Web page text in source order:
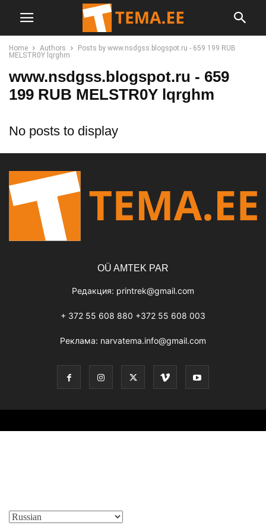
Home Authors
Posts by www.nsdgss.blogspot.ru - 659 199 RUB
MELSTR0Y lqrghm
www.nsdgss.blogspot.ru - 659
199 RUB MELSTR0Y lqrghm
No posts to display
OÜ AMTEK PAR
Редакция: printrek@gmail.com
+ 372 55 608 880 +372 55 608 003
Реклама: narvatema.info@gmail.com